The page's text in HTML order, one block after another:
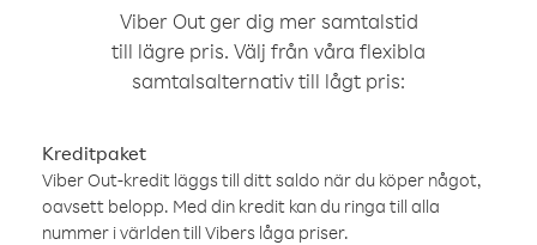
Viber Out ger dig mer samtalstid
till lägre pris. Välj från våra flexibla
samtalsalternativ till lågt pris:
Kreditpaket
Viber Out-kredit läggs till ditt saldo när du köper något,
oavsett belopp. Med din kredit kan du ringa till alla
nummer i världen till Vibers låga priser.